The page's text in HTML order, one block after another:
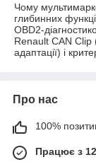
Чому
глибинних
OBD2-
Renault CAN Clip
адаптації) і
Про нас
100%
Працює з